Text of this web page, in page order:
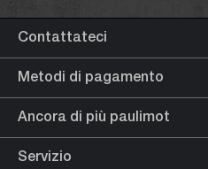
Contattateci
Metodi di pagamento
Ancora di più paulimot
Servizio